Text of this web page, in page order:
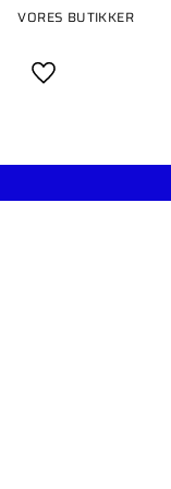
VORES BUTIKKER